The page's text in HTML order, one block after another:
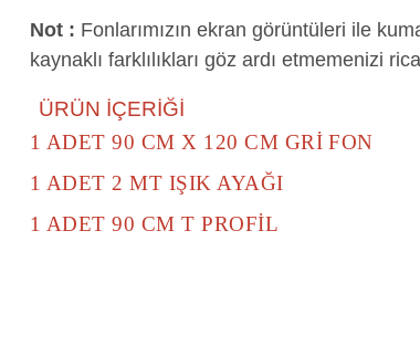
Not : Fonlarımızın ekran görüntüleri ile
kaynaklı farklılıkları göz ardı etmemenizi
ÜRÜN İÇERİĞİ
1 ADET 90 CM X 120 CM GRİ FON
1 ADET 2 MT IŞIK AYAĞI
1 ADET 90 CM T PROFİL